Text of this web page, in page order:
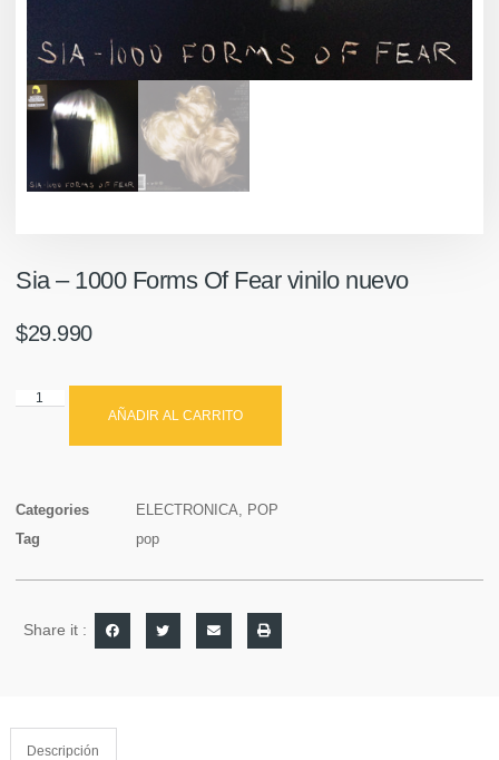
Sia – 1000 Forms Of Fear vinilo nuevo
$29.990
AÑADIR AL CARRITO
Categories ELECTRONICA, POP
Tag
pop
Share it :
Descripción